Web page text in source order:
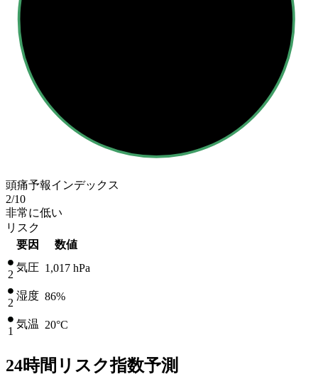
頭痛予報インデックス
2/10
非常に低い
リスク
要因
数値
2
気圧 1,017 hPa
2
湿度 86%
1
気温 20°C
24時間リスク指数予測